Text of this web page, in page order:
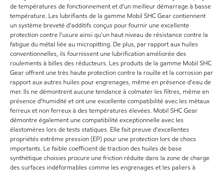
de températures de fonctionnement et d’un meilleur démarrage à basse
température. Les lubrifiants de la gamme Mobil SHC Gear contiennent
un système breveté d'additifs conçus pour fournir une excellente
protection contre l'usure ainsi qu'un haut niveau de résistance contre la
fatigue du métal liée au micropitting. De plus, par rapport aux huiles
conventionnelles, ils fournissent une lubrification améliorée des
roulements à billes des réducteurs. Les produits de la gamme Mobil SHC
Gear offrent une très haute protection contre la rouille et la corrosion par
rapport aux autres huiles pour engrenages, même en présence d'eau de
mer. Ils ne démontrent aucune tendance à colmater les filtres, même en
présence d'humidité et ont une excellente compatibilité avec les métaux
ferreux et non ferreux à des températures élevées. Mobil SHC Gear
démontre également une compatibilité exceptionnelle avec les
élastomères lors de tests statiques. Elle fait preuve d'excellentes
propriétés extrême pression (EP) pour une protection lors de chocs
importants. Le faible coefficient de traction des huiles de base
synthétique choisies procure une friction réduite dans la zone de charge
des surfaces indéformables comme les engrenages et les paliers à